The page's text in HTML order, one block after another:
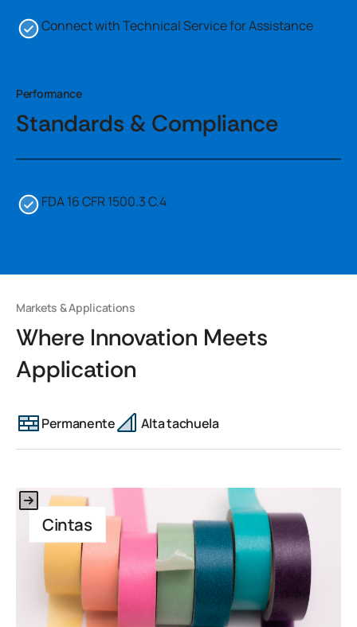
Connect with Technical Service for Assistance
Performance
Standards & Compliance
FDA 16 CFR 1500.3 C.4
Markets & Applications
Where Innovation Meets
Application
Permanente Alta tachuela
Cintas
This is some text inside of a div block.